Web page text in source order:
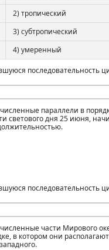
2) тропический
3) субтропический
4) умеренный
последовательность
параллели в
светового дня 25 июня,
последовательность
части Мирового
в котором они